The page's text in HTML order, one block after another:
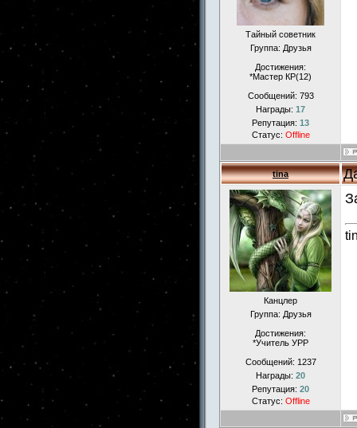
Тайный советник
Группа: Друзья
Достижения:
*Мастер КР(12)
Сообщений: 793
Награды: 17
Репутация: 13
Статус: Offline
tina
Канцлер
Группа: Друзья
Достижения:
*Учитель УРР
Сообщений: 1237
Награды: 20
Репутация: 20
Статус: Offline